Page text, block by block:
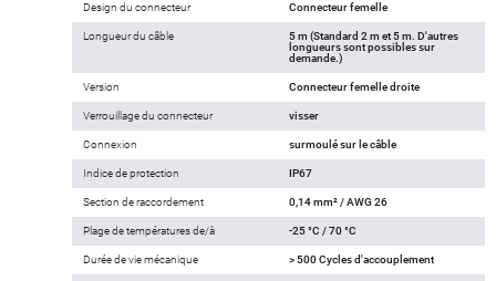
Design du connecteur Connecteur femelle
Longueur du câble
5 m (Standard 2 m et 5 m. D'autres
longueurs sont possibles sur
demande.)
Version Connecteur femelle droite
Verrouillage du connecteur visser
Connexion surmoulé sur le câble
Indice de protection IP67
Section de raccordement 0,14 mm² / AWG 26
Plage de températures de/à -25 °C / 70 °C
Durée de vie mécanique > 500 Cycles d'accouplement